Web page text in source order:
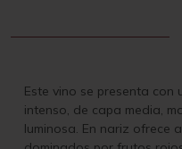
Este vino se presenta
intenso, de capa media,
luminosa. En nariz ofrece